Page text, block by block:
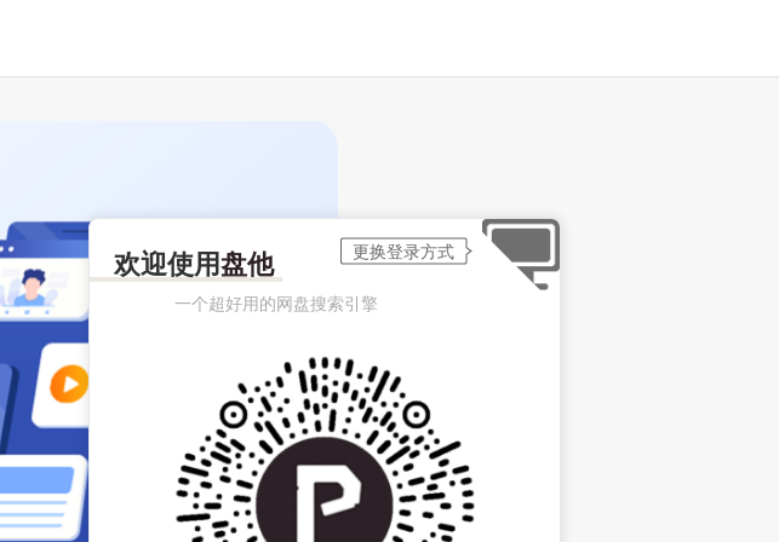
欢迎使用盘他
一个超好用的网盘搜索引擎